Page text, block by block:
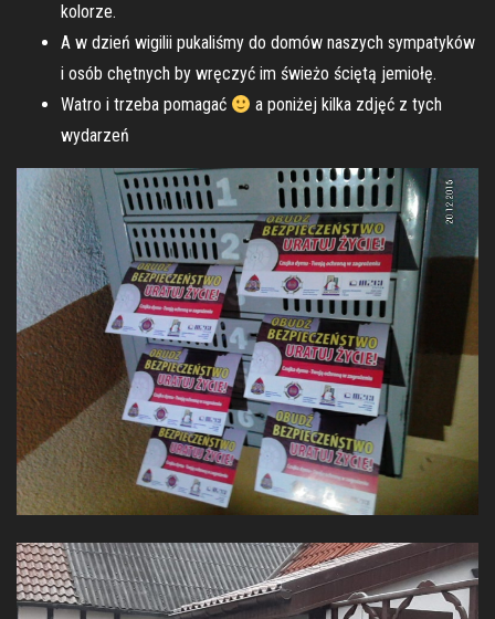
kolorze.
A w dzień wigilii pukaliśmy do domów naszych sympatyków
i osób chętnych by wręczyć im świeżo ściętą jemiołę.
Watro i trzeba pomagać
a poniżej kilka zdjęć z tych
wydarzeń